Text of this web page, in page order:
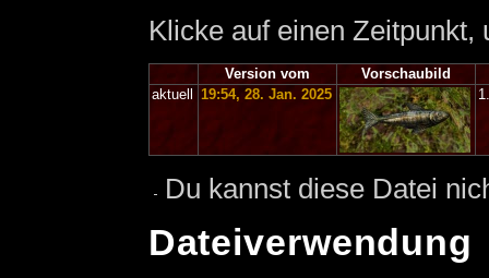
Klicke auf einen
Version vom
Vorschaubild
aktuell
19:54, 28. Jan. 2025
Du kannst diese Datei
Dateiverwendung